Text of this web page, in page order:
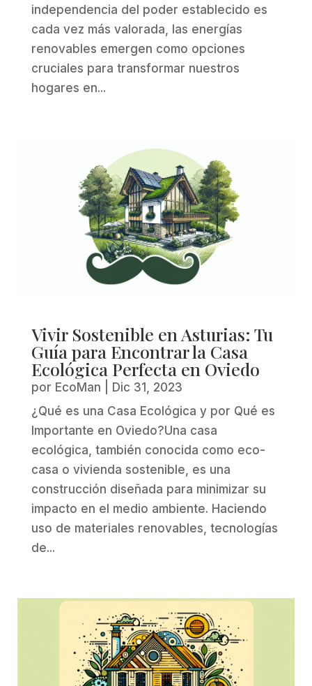
independencia del poder establecido es
cada vez más valorada, las energías
renovables emergen como opciones
cruciales para transformar nuestros
hogares en...
Vivir Sostenible en Asturias: Tu
Guía para Encontrar la Casa
Ecológica Perfecta en Oviedo
por EcoMan
Dic 31, 2023
¿Qué es una Casa Ecológica y por Qué es
Importante en Oviedo?Una casa
ecológica, también conocida como eco-
casa o vivienda sostenible, es una
construcción diseñada para minimizar su
impacto en el medio ambiente. Haciendo
uso de materiales renovables, tecnologías
de...